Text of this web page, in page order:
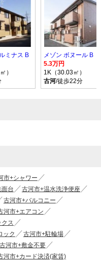
ミナス B
）
メゾン ボヌール B
5.3万円
1K（30.03㎡）
古河/徒歩22分
市+シャワー
台
古河市+温水洗浄便座
古河市+バルコニー
河市+エアコン
ス
ック
古河市+駐輪場
古河市+敷金不要
河市+カード決済(家賃)